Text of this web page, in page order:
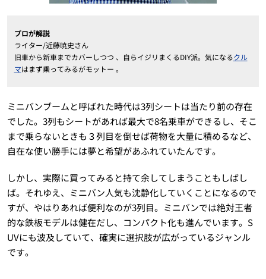
プロが解説
ライター/近藤暁史さん
旧車から新車までカバーしつつ 、自らイジリまくるDIY派。気になるクル
マはまず乗ってみるがモットー 。
ミニバンブームと呼ばれた時代は3列シートは当たり前の存在
でした。3列もシートがあれば最大で8名乗車ができるし、そこ
まで乗らないときも３列目を倒せば荷物を大量に積めるなど、
自在な使い勝手には夢と希望があふれていたんです。
しかし、実際に買ってみると持て余してしまうこともしばし
ば。それゆえ、ミニバン人気も沈静化していくことになるので
すが、やはりあれば便利なのが3列目。ミニバンでは絶対王者
的な鉄板モデルは健在だし、コンパクト化も進んでいます。S
UVにも波及していて、確実に選択肢が広がっているジャンル
です。